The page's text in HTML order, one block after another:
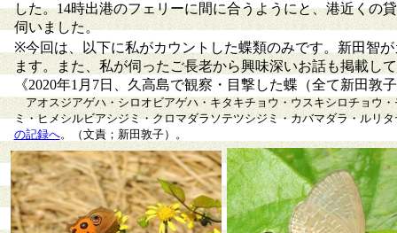
した。14時出港のフェリーに間に合うようにと、港近くの
伺いました。
※今回は、以下に私がカウントした蝶類のみです。新田智
ます。また、私が伺ったご長老から興味深いお話も掲載し
《2020年1月7日、久高島で観察・目撃した蝶（全て新田敦
アオスジアゲハ・シロオビアゲハ・キタキチョウ・ウスキシロチョウ
ミ・ヒメシルビアシジミ・クロマダラソテツシジミ・カバマダラ・ルリ
の記録へ。（文責；新田敦子）。